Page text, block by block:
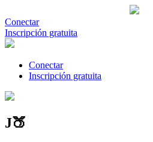
Conectar
Inscripción gratuita
Conectar
Inscripción gratuita
J🍑